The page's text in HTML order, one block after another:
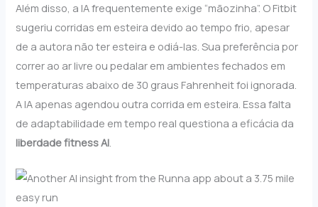
Além disso, a IA frequentemente exige “mãozinha”. O Fitbit
sugeriu corridas em esteira devido ao tempo frio, apesar
de a autora não ter esteira e odiá-las. Sua preferência por
correr ao ar livre ou pedalar em ambientes fechados em
temperaturas abaixo de 30 graus Fahrenheit foi ignorada.
A IA apenas agendou outra corrida em esteira. Essa falta
de adaptabilidade em tempo real questiona a eficácia da
liberdade fitness AI.